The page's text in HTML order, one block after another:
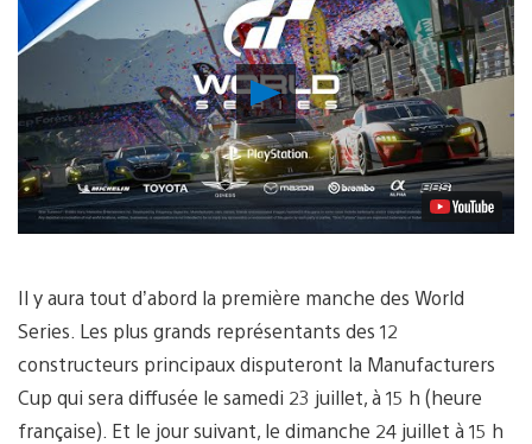
Lancer
la
vidéo
Il y aura tout d’abord la première manche des World
Series. Les plus grands représentants des 12
constructeurs principaux disputeront la Manufacturers
Cup qui sera diffusée le samedi 23 juillet, à 15 h (heure
française). Et le jour suivant, le dimanche 24 juillet à 15 h